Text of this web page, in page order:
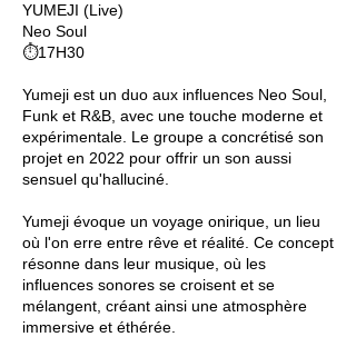
YUMEJI (Live)
Neo Soul
⏱17H30
Yumeji est un duo aux influences Neo Soul,
Funk et R&B, avec une touche moderne et
expérimentale. Le groupe a concrétisé son
projet en 2022 pour offrir un son aussi
sensuel qu'halluciné.
Yumeji évoque un voyage onirique, un lieu
où l'on erre entre rêve et réalité. Ce concept
résonne dans leur musique, où les
influences sonores se croisent et se
mélangent, créant ainsi une atmosphère
immersive et éthérée.